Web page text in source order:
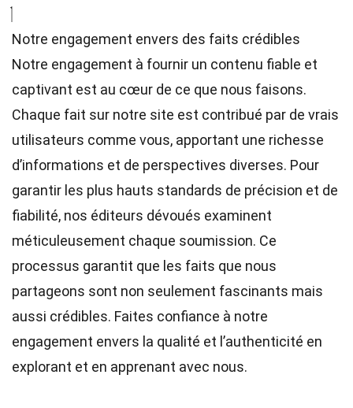
Notre engagement envers des faits crédibles
Notre engagement à fournir un contenu fiable et
captivant est au cœur de ce que nous faisons.
Chaque fait sur notre site est contribué par de vrais
utilisateurs comme vous, apportant une richesse
d’informations et de perspectives diverses. Pour
garantir les plus hauts standards de précision et de
fiabilité, nos éditeurs dévoués examinent
méticuleusement chaque soumission. Ce
processus garantit que les faits que nous
partageons sont non seulement fascinants mais
aussi crédibles. Faites confiance à notre
engagement envers la qualité et l’authenticité en
explorant et en apprenant avec nous.